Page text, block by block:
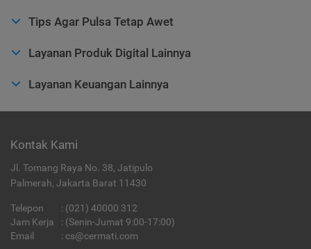
Tips Agar Pulsa Tetap Awet
Layanan Produk Digital Lainnya
Layanan Keuangan Lainnya
Kontak Kami
Jl. Tomang Raya No. 38, Jatipulo
Palmerah, Jakarta Barat 11430
Telepon : (021) 40000 312
Jam Kerja
: (Senin-Jumat 9:00-17:00)
Email
: cs@cermati.com